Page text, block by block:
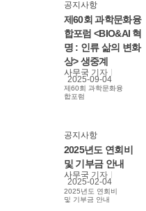
공지사항
제60회 과학문화융
합포럼 <BIO&AI 혁
명 : 인류 삶의 변화
상> 생중계
사무국 기자
2025-09-04
제60회 과학문화융
합포럼
공지사항
2025년도 연회비
및 기부금 안내
사무국 기자
2025-02-04
2025년도 연회비
및 기부금 안내